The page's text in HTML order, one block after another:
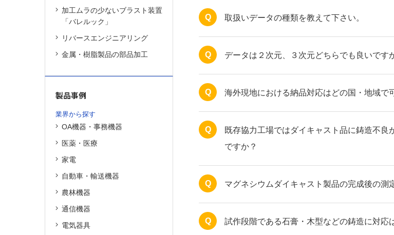
加工ムラの少ないブラスト装置
「バレルック」
リバースエンジニアリング
金属・樹脂製品の部品加工
製品事例
業界から探す
OA機器・事務機器
医薬・医療
家電
自動車・輸送機器
農林機器
通信機器
電気器具
Q 取扱いデータの種類を教えて下さい。
Q データは２次元、３次元どちらでも良いです
Q 海外現地における納品対応はどの国・地域で
Q
既存協力工場ではダイキャスト品に鋳造不
ですか？
Q マグネシウムダイキャスト製品の完成後の測
Q 試作段階である石膏・木型などの鋳造に対応